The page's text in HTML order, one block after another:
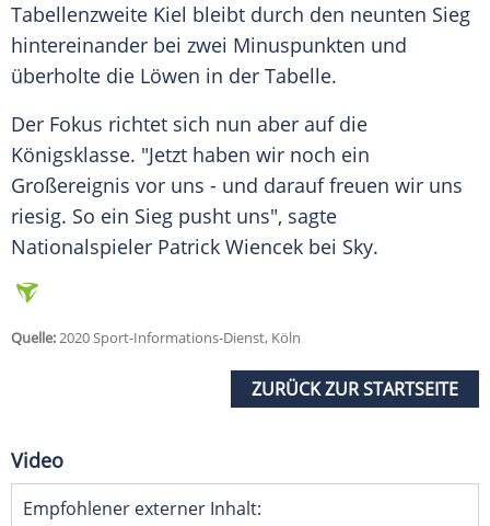
Tabellenzweite Kiel bleibt durch den neunten Sieg
hintereinander bei zwei Minuspunkten und
überholte die Löwen in der Tabelle.
Der Fokus richtet sich nun aber auf die
Königsklasse. "Jetzt haben wir noch ein
Großereignis vor uns - und darauf freuen wir uns
riesig. So ein Sieg pusht uns", sagte
Nationalspieler Patrick Wiencek bei Sky.
Quelle:2020 Sport-Informations-Dienst, Köln
ZURÜCK ZUR STARTSEITE
Video
Empfohlener externer Inhalt: